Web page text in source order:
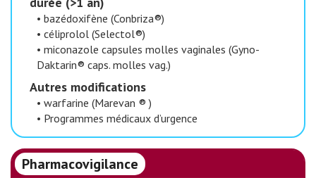
• bazédoxifène (Conbriza®)
• céliprolol (Selectol®)
• miconazole capsules molles vaginales (Gyno-
Daktarin® caps. molles vag.)
Autres modifications
• warfarine (Marevan ® )
• Programmes médicaux d’urgence
Pharmacovigilance